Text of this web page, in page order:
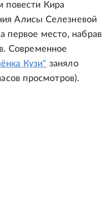
повести Кира
Алисы Селезневой
первое место, набрав
Современное
Кузи" заняло
просмотров).